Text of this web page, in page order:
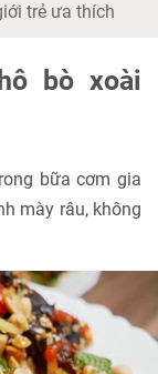
trẻ ưa thích
bò xoài
bữa cơm gia
mày râu, không